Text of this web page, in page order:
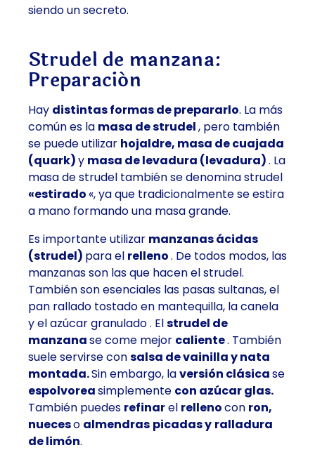
siendo un secreto.
Strudel de manzana:
Preparación
Hay distintas formas de prepararlo. La más
común es la masa de strudel, pero también
se puede utilizar hojaldre, masa de cuajada
(quark)y masa de levadura (levadura). La
masa de strudel también se denomina strudel
«estirado «, ya que tradicionalmente se estira
a mano formando una masa grande.
Es importante utilizar manzanas ácidas
(strudel) para el relleno. De todos modos, las
manzanas son las que hacen el strudel.
También son esenciales las pasas sultanas, el
pan rallado tostado en mantequilla, la canela
y el azúcar granulado. Elstrudel de
manzanase come mejor caliente. También
suele servirse consalsa de vainilla y nata
montada.Sin embargo, laversión clásicase
espolvoreasimplemente con azúcar glas.
También puedes refinarel rellenocon ron,
nueceso almendras picadasy ralladura
de limón.